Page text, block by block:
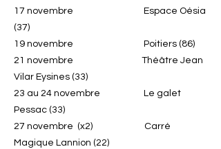
17 novembre Espace Oésia
(37)
19 novembre Poitiers (86)
21 novembre Théâtre Jean
Vilar Eysines (33)
23 au 24 novembre Le galet
Pessac (33)
27 novembre (x2) Carré
Magique Lannion (22)